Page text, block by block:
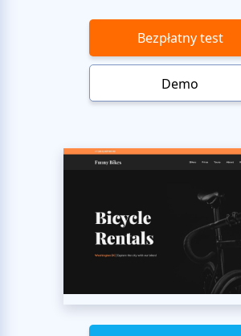
Bezpłatny test
Demo